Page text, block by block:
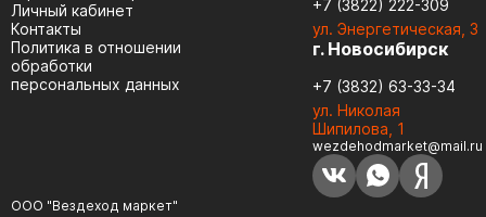
ООО "Вездеход маркет"
Личный кабинет
Контакты
Политика в отношении
обработки
персональных данных
+7 (3822) 222-309
ул. Энергетическая, 3
г. Новосибирск
+7 (3832) 63-33-34
ул. Николая
Шипилова, 1
wezdehodmarket@mail.ru